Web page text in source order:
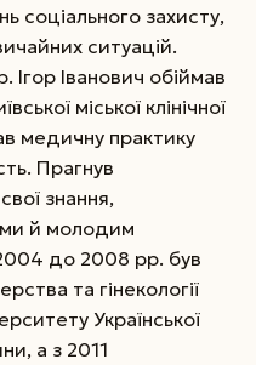
соціального захисту,
ситуацій.
Ігор Іванович обіймав
міської клінічної
медичну практику
Прагнув
знання,
й молодим
2004 до 2008 рр. був
та гінекології
Української
а з 2011